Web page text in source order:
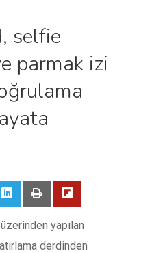
selfie
parmak izi
yapılan
derdinden